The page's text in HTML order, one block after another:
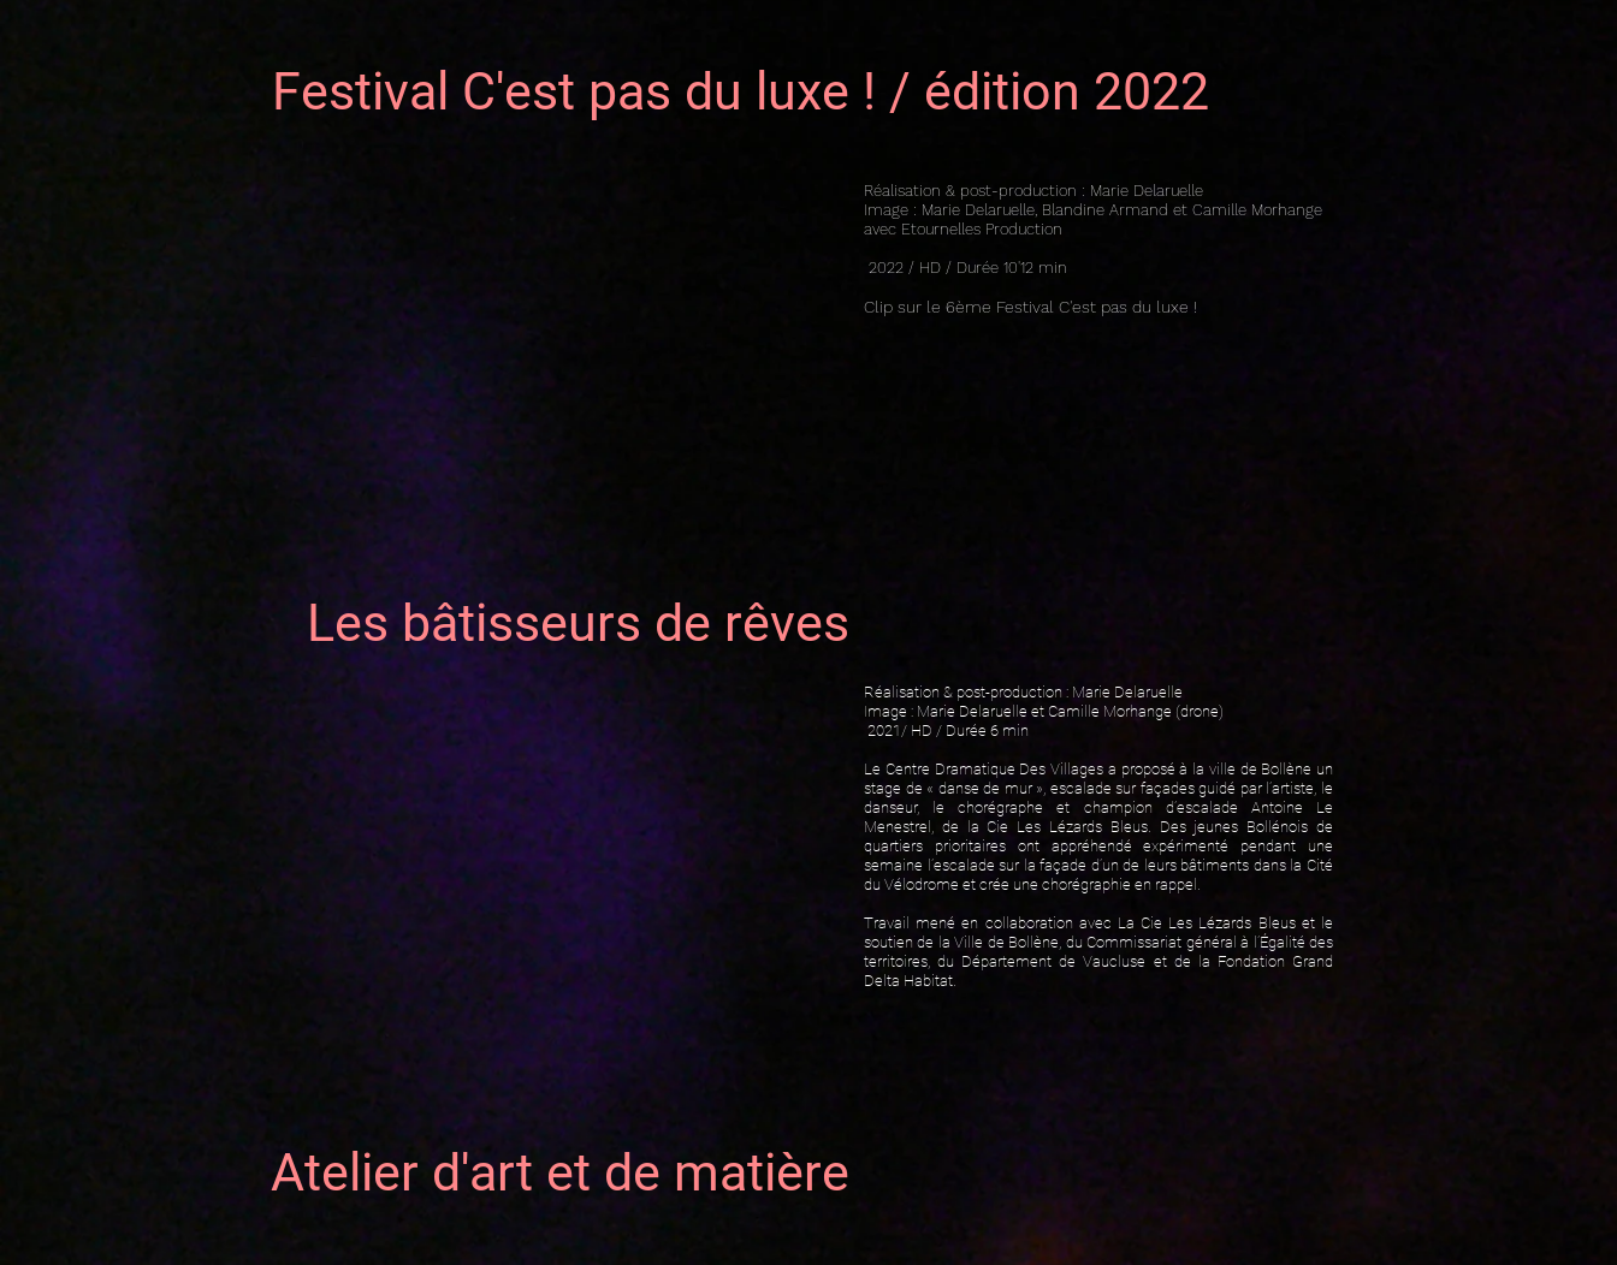
Festival C'est pas du luxe ! / édition 2022
Réalisation & post-production : Marie Delaruelle
Image : Marie Delaruelle, Blandine Armand et Camille Morhange
avec Etournelles Production
2022 / HD / Durée 10'12 min
Clip sur le 6ème Festival C'est pas du luxe !
Les bâtisseurs de rêves
Réalisation & post-production : Marie Delaruelle
Image : Marie Delaruelle et Camille Morhange (drone)
2021/ HD / Durée 6 min
Le Centre Dramatique Des Villages a proposé à la ville de Bollène un
stage de « danse de mur », escalade sur façades guidé par l’artiste, le
danseur, le chorégraphe et champion d’escalade Antoine Le
Menestrel, de la Cie Les Lézards Bleus. Des jeunes Bollénois de
quartiers prioritaires ont appréhendé expérimenté pendant une
semaine l’escalade sur la façade d’un de leurs bâtiments dans la Cité
du Vélodrome et crée une chorégraphie en rappel.
Travail mené en collaboration avec La Cie Les Lézards Bleus et le
soutien de la Ville de Bollène, du Commissariat général à l’Égalité des
territoires, du Département de Vaucluse et de la Fondation Grand
Delta Habitat.
Atelier d'art et de matière